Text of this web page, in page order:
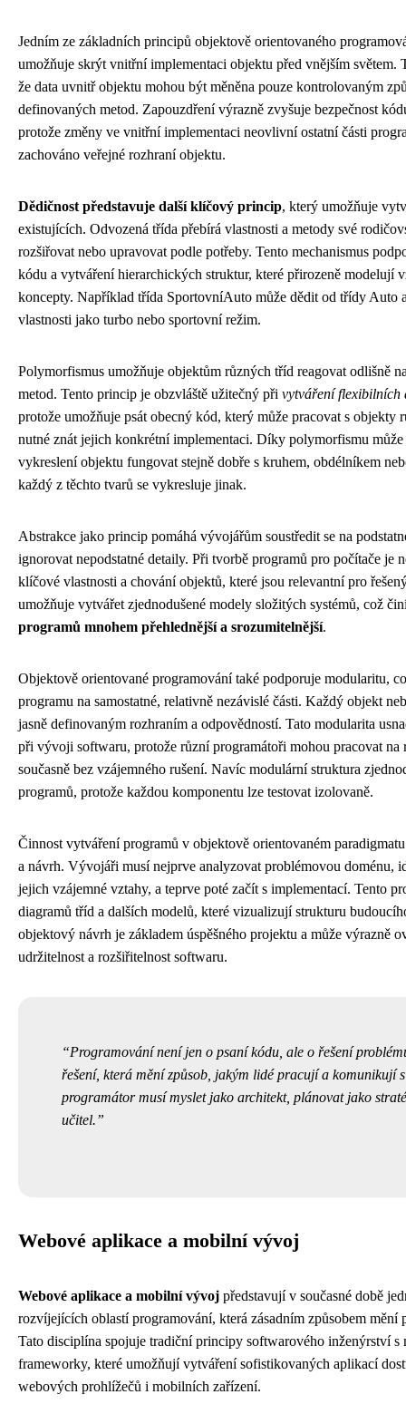
Jedním ze základních principů objektově orientovaného
umožňuje skrýt vnitřní implementaci objektu před vnějším světem.
že data uvnitř objektu mohou být měněna pouze kontrolovaným
definovaných metod. Zapouzdření výrazně zvyšuje bezpečnost
protože změny ve vnitřní implementaci neovlivní ostatní části
zachováno veřejné rozhraní objektu.
Dědičnost představuje další klíčový princip, který umožňuje
existujících. Odvozená třída přebírá vlastnosti a metody své
rozšiřovat nebo upravovat podle potřeby. Tento mechanismus
kódu a vytváření hierarchických struktur, které přirozeně modelují
koncepty. Například třída SportovníAuto může dědit od třídy Auto
vlastnosti jako turbo nebo sportovní režim.
Polymorfismus umožňuje objektům různých tříd reagovat odlišně
metod. Tento princip je obzvláště užitečný při vytváření flexibilních
protože umožňuje psát obecný kód, který může pracovat s objekty
nutné znát jejich konkrétní implementaci. Díky polymorfismu
vykreslení objektu fungovat stejně dobře s kruhem, obdélníkem
každý z těchto tvarů se vykresluje jinak.
Abstrakce jako princip pomáhá vývojářům soustředit se na
ignorovat nepodstatné detaily. Při tvorbě programů pro počítače je
klíčové vlastnosti a chování objektů, které jsou relevantní pro
umožňuje vytvářet zjednodušené modely složitých systémů, což
programů mnohem přehlednější a srozumitelnější.
Objektově orientované programování také podporuje modularitu,
programu na samostatné, relativně nezávislé části. Každý objekt
jasně definovaným rozhraním a odpovědností. Tato modularita
při vývoji softwaru, protože různí programátoři mohou pracovat na
současně bez vzájemného rušení. Navíc modulární struktura
programů, protože každou komponentu lze testovat izolovaně.
Činnost vytváření programů v objektově orientovaném
a návrh. Vývojáři musí nejprve analyzovat problémovou doménu,
jejich vzájemné vztahy, a teprve poté začít s implementací. Tento
diagramů tříd a dalších modelů, které vizualizují strukturu
objektový návrh je základem úspěšného projektu a může výrazně
udržitelnost a rozšiřitelnost softwaru.
Programování není jen o psaní kódu, ale o řešení
řešení, která mění způsob, jakým lidé pracují a komunikují
programátor musí myslet jako architekt, plánovat jako
učitel.
Webové aplikace a mobilní vývoj
Webové aplikace a mobilní vývoj představují v současné době
rozvíjejících oblastí programování, která zásadním způsobem mění
Tato disciplína spojuje tradiční principy softwarového inženýrství s
frameworky, které umožňují vytváření sofistikovaných aplikací
webových prohlížečů i mobilních zařízení.